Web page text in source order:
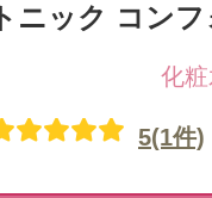
トニック コン
化
5(1件)